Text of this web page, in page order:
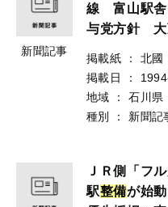
新聞記事
線 富山駅舎
与党方針 大
掲載紙 ：
北國
掲載日
：
地域
：
石川県
種別
： 新聞記
ＪＲ側「フ
駅整備が始